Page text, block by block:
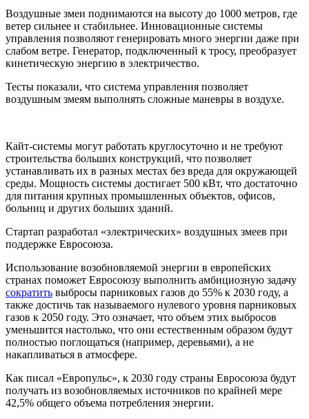
Воздушные змеи поднимаются на высоту до 1000 метров, где
ветер сильнее и стабильнее. Инновационные системы
управления позволяют генерировать много энергии даже при
слабом ветре. Генератор, подключенный к тросу, преобразует
кинетическую энергию в электричество.
Тесты показали, что система управления позволяет
воздушным змеям выполнять сложные маневры в воздухе.
Кайт-системы могут работать круглосуточно и не требуют
строительства больших конструкций, что позволяет
устанавливать их в разных местах без вреда для окружающей
среды. Мощность системы достигает 500 кВт, что достаточно
для питания крупных промышленных объектов, офисов,
больниц и других больших зданий.
Стартап разработал «электрических» воздушных змеев при
поддержке Евросоюза.
Использование возобновляемой энергии в европейских
странах поможет Евросоюзу выполнить амбициозную задачу
сократить выбросы парниковых газов до 55% к 2030 году, а
также достичь так называемого нулевого уровня парниковых
газов к 2050 году. Это означает, что объем этих выбросов
уменьшится настолько, что они естественным образом будут
полностью поглощаться (например, деревьями), а не
накапливаться в атмосфере.
Как писал «Европульс», к 2030 году страны Евросоюза будут
получать из возобновляемых источников по крайней мере
42,5% общего объема потребления энергии.